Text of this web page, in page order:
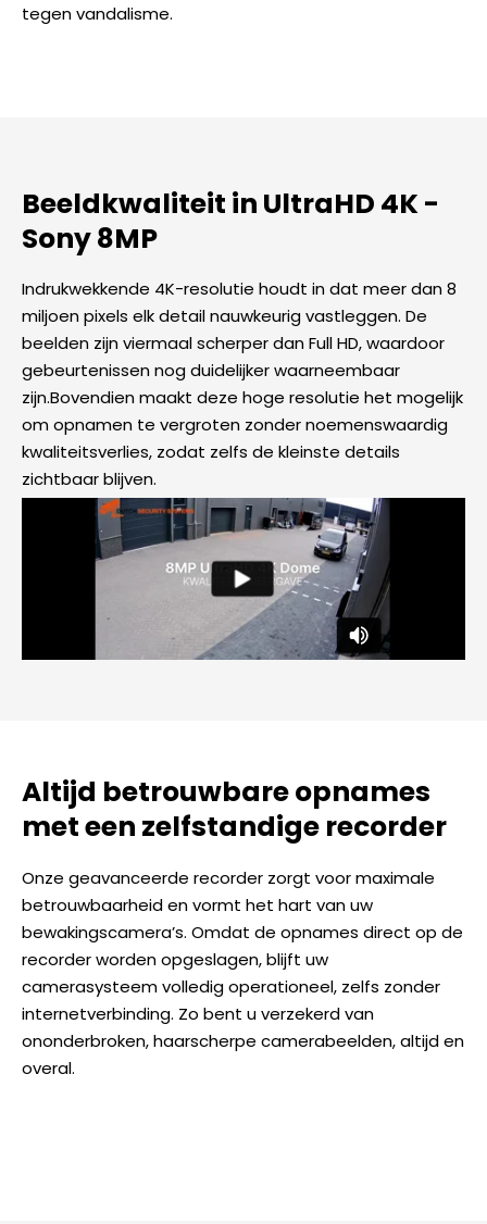
tegen vandalisme.
Beeldkwaliteit in UltraHD 4K -
Sony 8MP​
Indrukwekkende 4K-resolutie houdt in dat meer dan 8
miljoen pixels elk detail nauwkeurig vastleggen. De
beelden zijn viermaal scherper dan Full HD, waardoor
gebeurtenissen nog duidelijker waarneembaar
zijn.Bovendien maakt deze hoge resolutie het mogelijk
om opnamen te vergroten zonder noemenswaardig
kwaliteitsverlies, zodat zelfs de kleinste details
zichtbaar blijven.
Altijd betrouwbare opnames
met een zelfstandige recorder
Onze geavanceerde recorder zorgt voor maximale
betrouwbaarheid en vormt het hart van uw
bewakingscamera’s. Omdat de opnames direct op de
recorder worden opgeslagen, blijft uw
camerasysteem volledig operationeel, zelfs zonder
internetverbinding. Zo bent u verzekerd van
ononderbroken, haarscherpe camerabeelden, altijd en
overal.